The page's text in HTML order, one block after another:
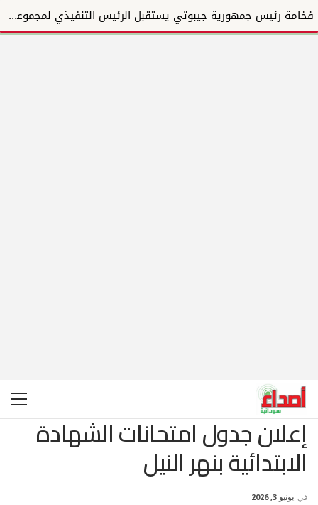
فخامة رئيس جمهورية جيبوتي يستقبل الرئيس التنفيذي لمجموعة المبارك للإنشاءات والتطوير العقاري ويؤكد دع...
إعلان جدول امتحانات الشهادة
الابتدائية بنهر النيل
في يونيو 3, 2026